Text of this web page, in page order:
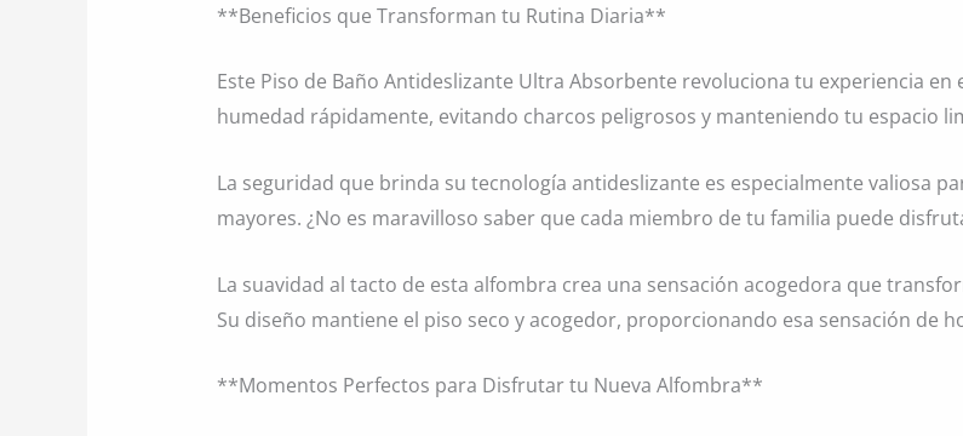
**Beneficios que Transforman tu Rutina Diaria**
Este Piso de Baño Antideslizante Ultra Absorbente revoluciona tu experiencia
humedad rápidamente, evitando charcos peligrosos y manteniendo tu espacio
La seguridad que brinda su tecnología antideslizante es especialmente valiosa
mayores. ¿No es maravilloso saber que cada miembro de tu familia puede
La suavidad al tacto de esta alfombra crea una sensación acogedora que
Su diseño mantiene el piso seco y acogedor, proporcionando esa sensación de
**Momentos Perfectos para Disfrutar tu Nueva Alfombra**